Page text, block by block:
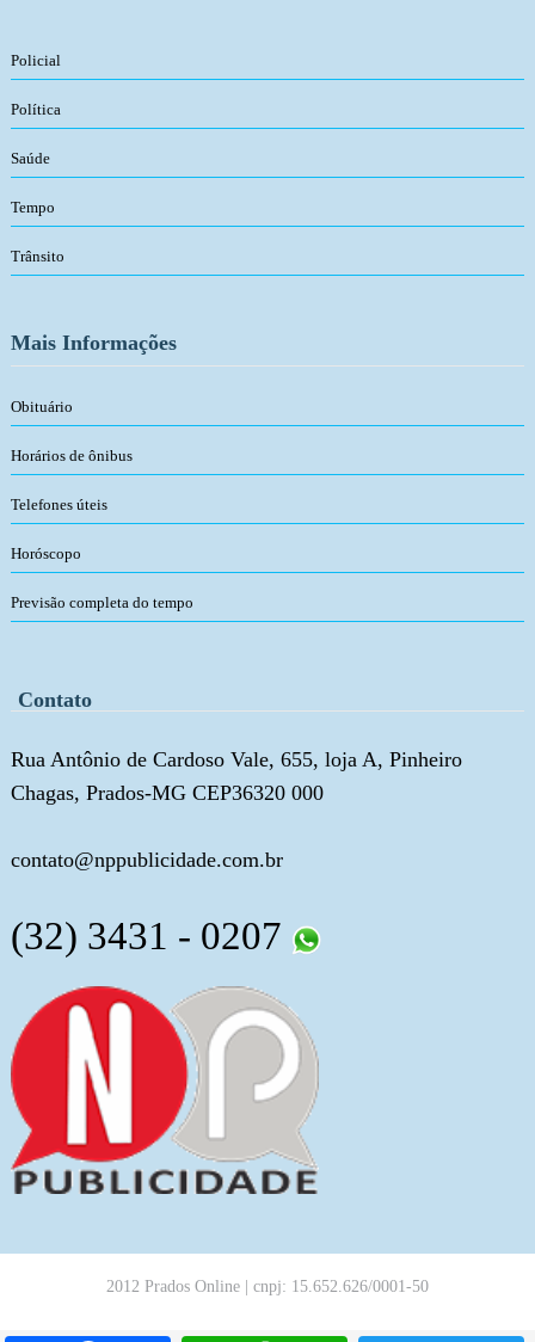
Policial
Política
Saúde
Tempo
Trânsito
Mais Informações
Obituário
Horários de ônibus
Telefones úteis
Horóscopo
Previsão completa do tempo
Contato
Rua Antônio de Cardoso Vale, 655, loja A, Pinheiro
Chagas, Prados-MG CEP36320 000
contato@nppublicidade.com.br
(32) 3431 - 0207
2012 Prados Online | cnpj: 15.652.626/0001-50